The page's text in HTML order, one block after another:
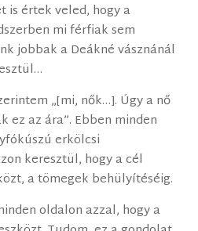
is értek veled, hogy a
mi férfiak sem
jobbak a Deákné vásznánál
„[mi, nők…]. Úgy a nő
ez az ára”. Ebben minden
erkölcsi
keresztül, hogy a cél
a tömegek behülyítéséig.
oldalon azzal, hogy a